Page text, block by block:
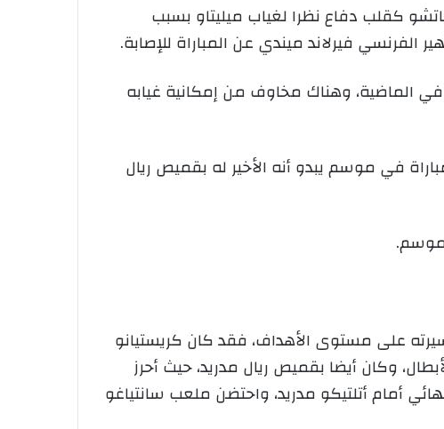
كقلب دفاع نظرا لغياب ميليتاو بسبب
الفرنسي فيرلاند ميندي عن المباراة للإصابة.
الماضية، وهناك مخاوف من إمكانية غيابه
غياب ميندي، فسينبغي على أنشيلوتي الرهان على البرازيلي مارسيلو، الذي خاض 15 مباراة في موسم يبدو أنه الأخير له بقميص ريال
على مستوى الأهداف، فقد كان كريستيانو
وكان أيضا بقميص ريال مدريد، حيث أحرز
2017، وكرر الأمر نفسه في نصف النهائي أمام أتلتيكو مدريد، واحتضن ملعب سانتياغو